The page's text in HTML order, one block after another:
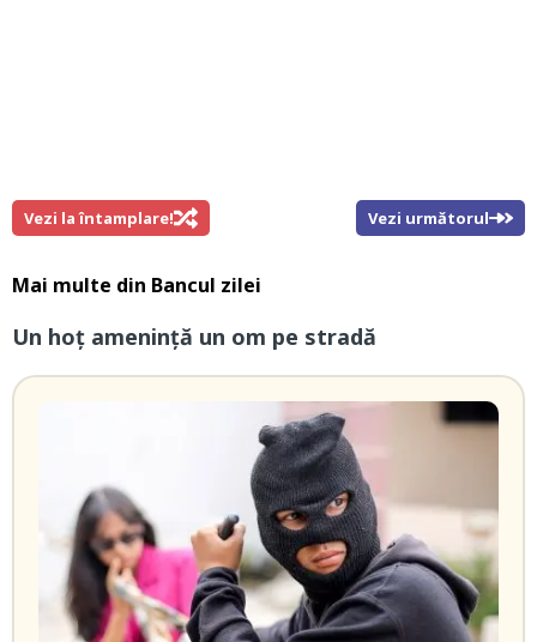
Vezi la întamplare! Vezi următorul
Mai multe din Bancul zilei
Un hoț amenință un om pe stradă